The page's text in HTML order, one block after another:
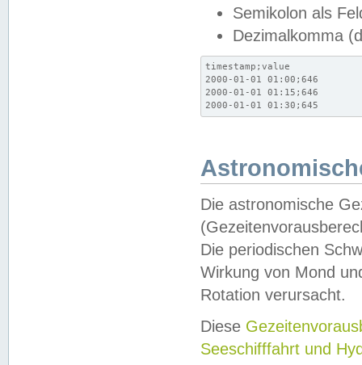
Semikolon als
Dezimalkomma
timestamp;value
2000-01-01 01:00;646
2000-01-01 01:15;646
2000-01-01 01:30;645
Die astronomische
Die periodischen
Wirkung von Mond
Rotation verursacht.
Diese
Seeschifffahrt und